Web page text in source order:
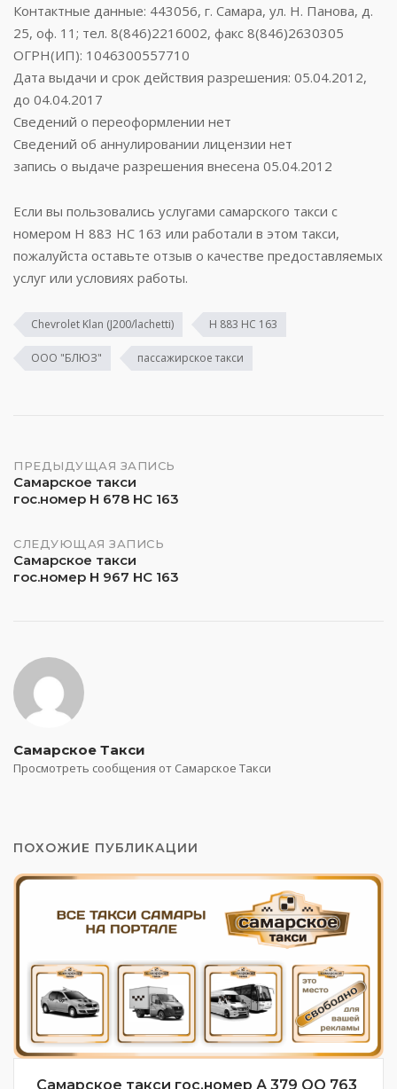
Контактные данные: 443056, г. Самара, ул. Н. Панова, д.
25, оф. 11; тел. 8(846)2216002, факс 8(846)2630305
ОГРН(ИП): 1046300557710
Дата выдачи и срок действия разрешения: 05.04.2012,
до 04.04.2017
Сведений о переоформлении нет
Сведений об аннулировании лицензии нет
запись о выдаче разрешения внесена 05.04.2012
Если вы пользовались услугами самарского такси с
номером Н 883 НС 163 или работали в этом такси,
пожалуйста оставьте отзыв о качестве предоставляемых
услуг или условиях работы.
Chevrolet Klan (J200/lachetti) Н 883 НС 163
ООО "БЛЮЗ" пассажирское такси
Навигация
по
записям
ПРЕДЫДУЩАЯ ЗАПИСЬ
Самарское такси
гос.номер Н 678 НС 163
СЛЕДУЮЩАЯ ЗАПИСЬ
Самарское такси
гос.номер Н 967 НС 163
Самарское Такси
Просмотреть сообщения от Самарское Такси
ПОХОЖИЕ ПУБЛИКАЦИИ
Самарское такси гос.номер А 379 ОО 763